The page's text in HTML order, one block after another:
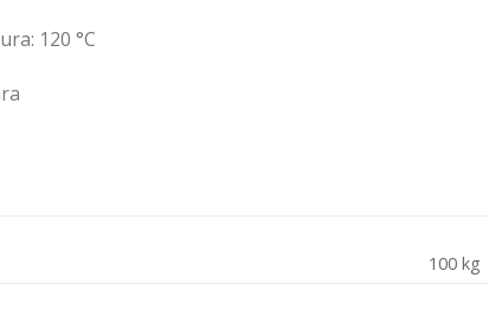
120 °C
100 kg